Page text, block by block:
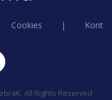
Cookies |
All Rights Reserved